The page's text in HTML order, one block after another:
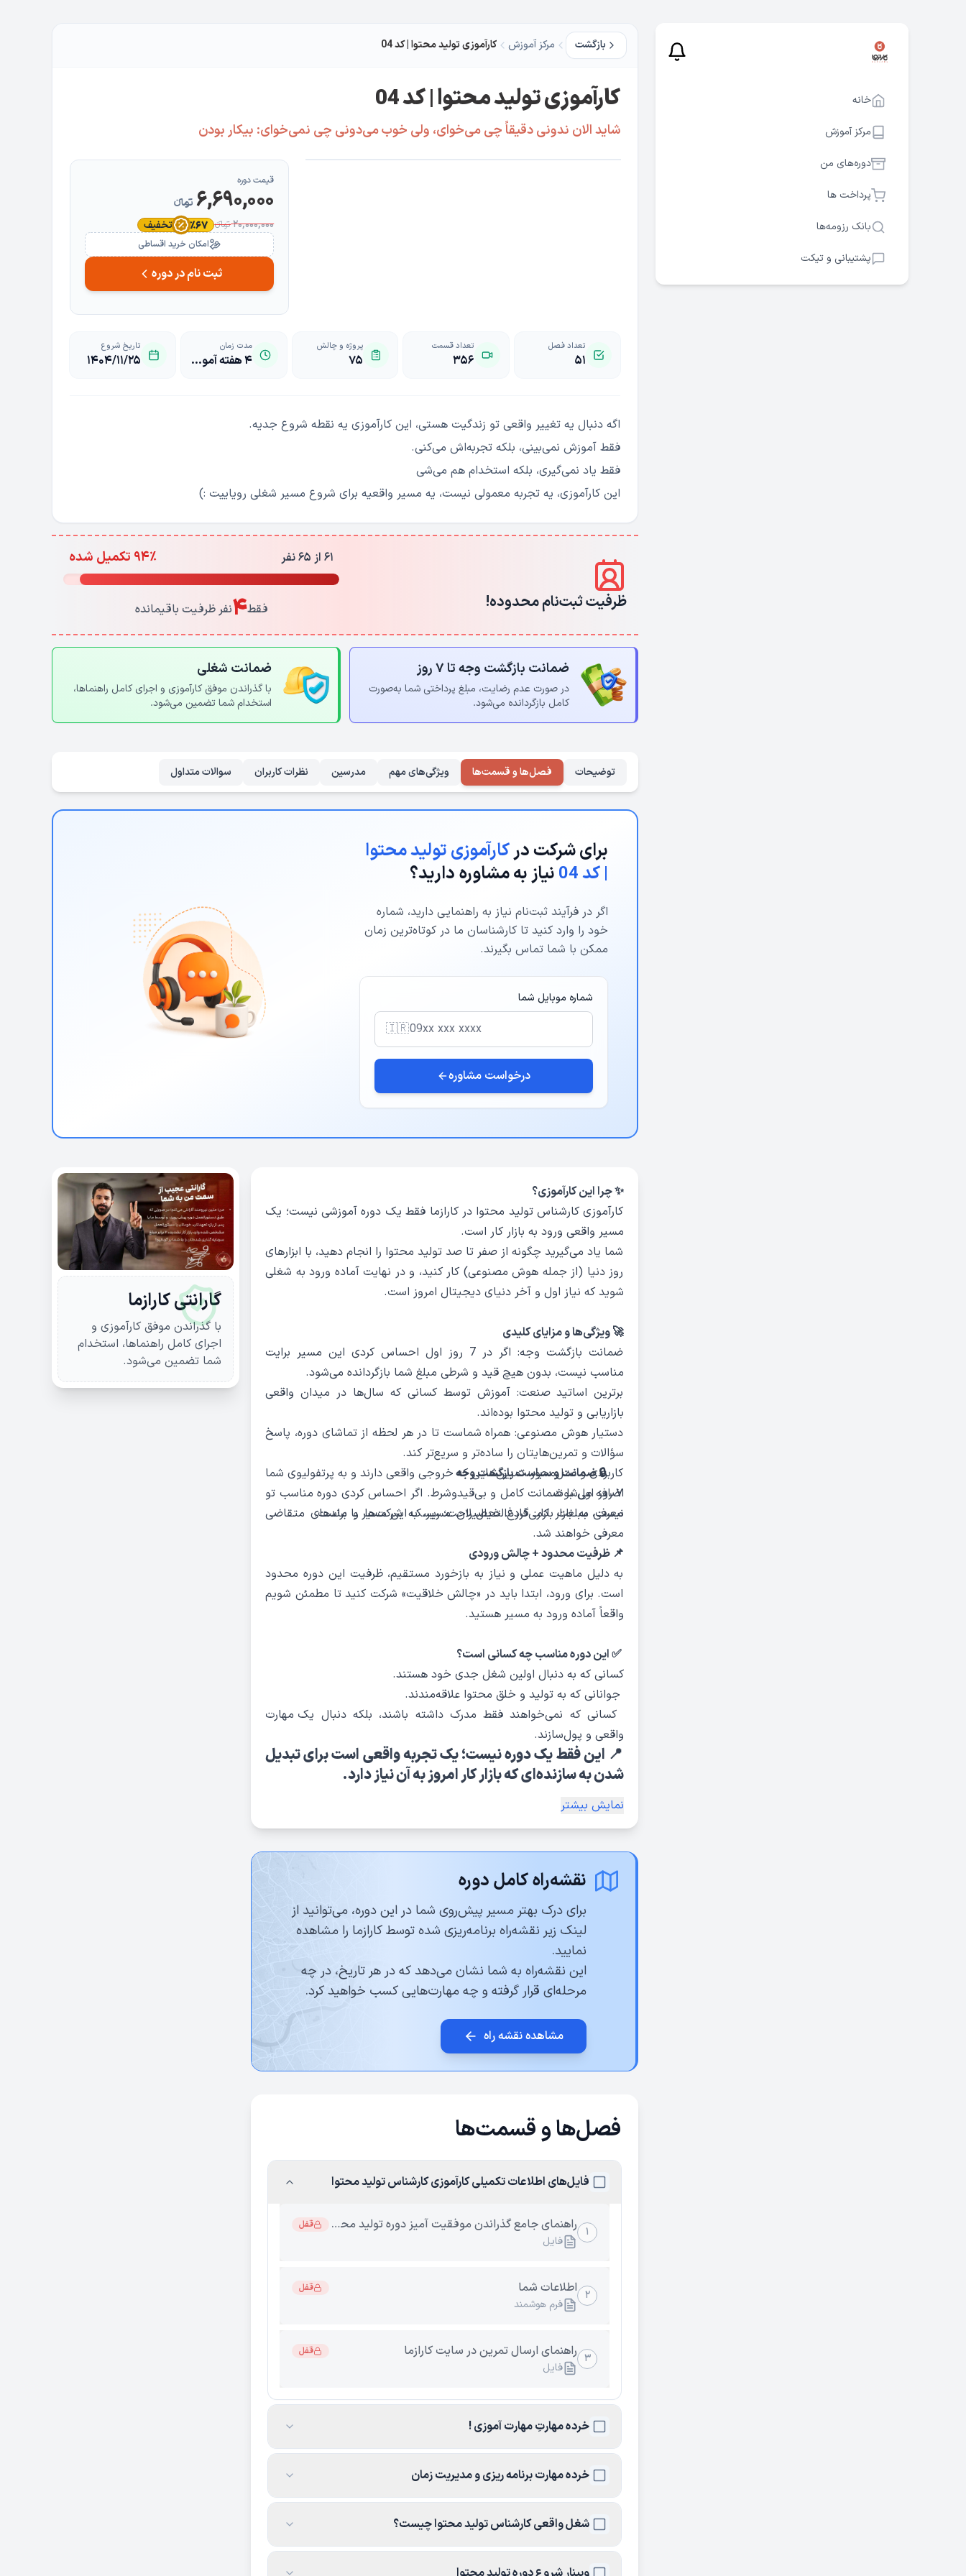
خانه
مرکز آموزش
دوره‌های من
پرداخت ها
بانک رزومه‌ها
پشتیبانی و تیکت
بازگشت مرکز آموزش کارآموزی تولید محتوا | کد 04
کارآموزی تولید محتوا | کد 04
شاید الان ندونی دقیقاً چی می‌خوای، ولی خوب می‌دونی چی نمی‌خوای: بیکار بودن
قیمت دوره
6,690,000 تومانءء
20,000,000تومانءء ٪67 تخفیف
امکان خرید اقساطی
ثبت نام در دوره
تعداد فصل
۵۱
تعداد قسمت
۳۵۶
پروژه و چالش
۷۵
مدت زمان
4 هفته آموزشی
تاریخ شروع
1404/11/25
اگه دنبال یه تغییر واقعی تو زندگیت هستی، این کارآموزی یه نقطه شروع جدیه.
فقط آموزش نمی‌بینی، بلکه تجربه‌اش می‌کنی.
فقط یاد نمی‌گیری، بلکه استخدام هم می‌شی
این کارآموزی، یه تجربه معمولی نیست، یه مسیر واقعیه برای شروع مسیر شغلی رویاییت :)
ظرفیت ثبت‌نام محدوده!
61 از 65 نفر 94% تکمیل شده
فقط4نفر ظرفیت باقیمانده
ضمانت بازگشت وجه تا ۷ روز
در صورت عدم رضایت، مبلغ پرداختی شما به‌صورت
کامل بازگردانده می‌شود.
ضمانت شغلی
با گذراندن موفق کارآموزی و اجرای کامل راهنماها،
استخدام شما تضمین می‌شود.
توضیحات فصل‌ها و قسمت‌ها ویژگی‌های مهم مدرسین نظرات کاربران سوالات متداول
برای شرکت درکارآموزی تولید محتوا
| کد 04
نیاز به مشاوره دارید؟
اگر در فرآیند ثبت‌نام نیاز به راهنمایی دارید، شماره
خود را وارد کنید تا کارشناسان ما در کوتاه‌ترین زمان
ممکن با شما تماس بگیرند.
شماره موبایل شما
🇮🇷
درخواست مشاوره
✨ چرا این کارآموزی؟
کارآموزی کارشناس تولید محتوا در کارازما فقط یک دوره آموزشی نیست؛ یک
مسیر واقعی ورود به بازار کار است.
شما یاد می‌گیرید چگونه از صفر تا صد تولید محتوا را انجام دهید، با ابزارهای
روز دنیا (از جمله هوش مصنوعی) کار کنید، و در نهایت آماده ورود به شغلی
شوید که نیاز اول و آخر دنیای دیجیتال امروز است.
🚀 ویژگی‌ها و مزایای کلیدی
ضمانت بازگشت وجه: اگر در 7 روز اول احساس کردی این مسیر برایت
مناسب نیست، بدون هیچ قید و شرطی مبلغ شما بازگردانده می‌شود.
برترین اساتید صنعت: آموزش توسط کسانی که سال‌ها در میدان واقعی
بازاریابی و تولید محتوا بوده‌اند.
دستیار هوش مصنوعی: همراه شماست تا در هر لحظه از تماشای دوره، پاسخ
سؤالات و تمرین‌هایتان را ساده‌تر و سریع‌تر کند.
کاربردی و عمل‌محور: تمرین‌هایی که خروجی واقعی دارند و به پرتفولیوی شما
اضافه می‌شوند.
معرفی به بازار کار: فارغ‌التحصیلان مسیر، به شرکت‌ها و برندهای متقاضی
معرفی خواهند شد.
🔒 ضمانت و سیاست بازگشت وجه
۷ روز اول با ضمانت کامل و بی‌قیدوشرط. اگر احساس کردی دوره مناسب تو
نیست، مبلغت بازمی‌گردد. خیال راحت؛ ریسک این مسیر با ماست.
📌 ظرفیت محدود + چالش ورودی
به دلیل ماهیت عملی و نیاز به بازخورد مستقیم، ظرفیت این دوره محدود
است. برای ورود، ابتدا باید در «چالش خلاقیت» شرکت کنید تا مطمئن شویم
واقعاً آماده ورود به مسیر هستید.
✅ این دوره مناسب چه کسانی است؟
کسانی که به دنبال اولین شغل جدی خود هستند.
جوانانی که به تولید و خلق محتوا علاقه‌مندند.
کسانی که نمی‌خواهند فقط مدرک داشته باشند، بلکه دنبال یک مهارت
واقعی و پول‌سازند.
📍 این فقط یک دوره نیست؛ یک تجربه واقعی است برای تبدیل
شدن به سازنده‌ای که بازار کار امروز به آن نیاز دارد.
نمایش بیشتر
نقشه‌راه کامل دوره
برای درک بهتر مسیر پیش‌روی شما در این دوره، می‌توانید از
لینک زیر نقشه‌راه برنامه‌ریزی شده توسط کارازما را مشاهده
نمایید.
این نقشه‌راه به شما نشان می‌دهد که در هر تاریخ، در چه
مرحله‌ای قرار گرفته و چه مهارت‌هایی کسب خواهید کرد.
مشاهده نقشه راه
فصل‌ها و قسمت‌ها
فایل‌های اطلاعات تکمیلی کارآموزی کارشناس تولید محتوا
۱ راهنمای جامع گذراندن موفقیت آمیز دوره تولید محتوا قفل
فایل
۲ اطلاعات شما قفل
فرم هوشمند
۳ راهنمای ارسال تمرین در سایت کارازما قفل
فایل
خرده مهارتِ مهارت آموزی !
خرده مهارت برنامه ریزی و مدیریت زمان
شغل واقعی کارشناس تولید محتوا چیست؟
گارانتی کارازما
با گذراندن موفق کارآموزی و
اجرای کامل راهنماها، استخدام
شما تضمین می‌شود.